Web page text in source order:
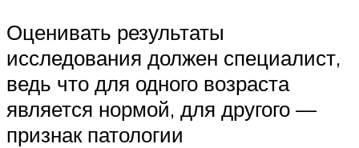
Оценивать результаты
исследования должен специалист,
ведь что для одного возраста
является нормой, для другого —
признак патологии